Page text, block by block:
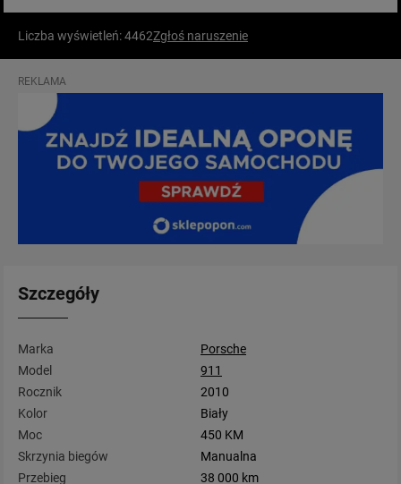
Liczba wyświetleń: 4462Zgłoś naruszenie
REKLAMA
Szczegóły
Marka
Porsche
Model
911
Rocznik
2010
Kolor
Biały
Moc
450 KM
Skrzynia biegów
Manualna
Przebieg
38 000 km